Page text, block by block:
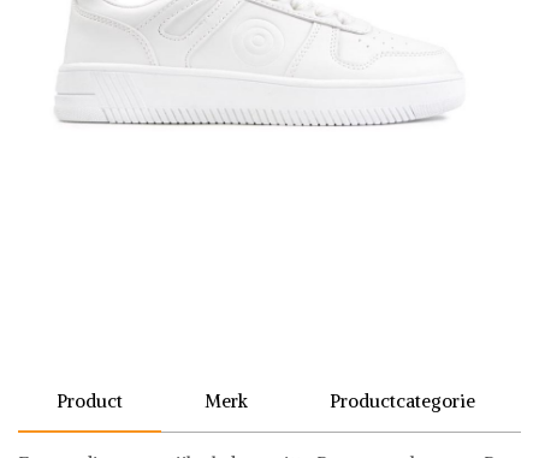
Product Merk Productcategorie